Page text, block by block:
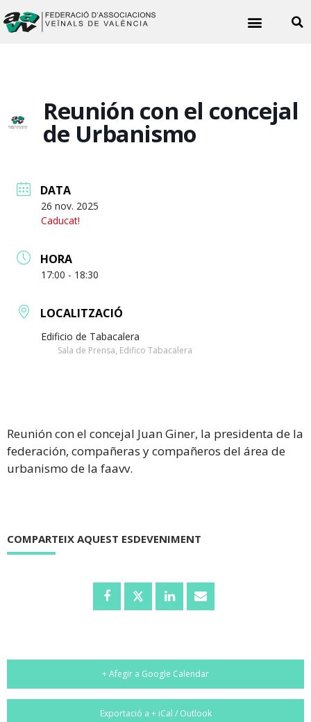
Reunión con el concejal
de Urbanismo
DATA
26 nov. 2025
Caducat!
HORA
17:00 - 18:30
LOCALITZACIÓ
Edificio de Tabacalera
Sala de Prensa, Edifico Tabacalera
Reunión con el concejal Juan Giner, la presidenta de la
federación, compañeras y compañeros del área de
urbanismo de la faavv.
COMPARTEIX AQUEST ESDEVENIMENT
+ Afegir a Google Calendar
Exportació a + iCal / Outlook